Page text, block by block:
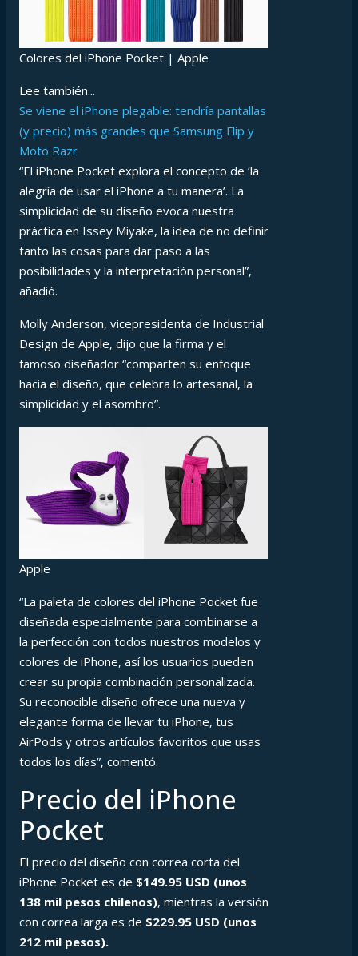
Colores del iPhone Pocket | Apple
Lee también...
Se viene el iPhone plegable: tendría pantallas
(y precio) más grandes que Samsung Flip y
Moto Razr
“El iPhone Pocket explora el concepto de ‘la
alegría de usar el iPhone a tu manera’. La
simplicidad de su diseño evoca nuestra
práctica en Issey Miyake, la idea de no definir
tanto las cosas para dar paso a las
posibilidades y la interpretación personal”,
añadió.
Molly Anderson, vicepresidenta de Industrial
Design de Apple, dijo que la firma y el
famoso diseñador “comparten su enfoque
hacia el diseño, que celebra lo artesanal, la
simplicidad y el asombro”.
Apple
“La paleta de colores del iPhone Pocket fue
diseñada especialmente para combinarse a
la perfección con todos nuestros modelos y
colores de iPhone, así los usuarios pueden
crear su propia combinación personalizada.
Su reconocible diseño ofrece una nueva y
elegante forma de llevar tu iPhone, tus
AirPods y otros artículos favoritos que usas
todos los días”, comentó.
Precio del iPhone
Pocket
El precio del diseño con correa corta del
iPhone Pocket es de $149.95 USD (unos
138 mil pesos chilenos), mientras la versión
con correa larga es de $229.95 USD (unos
212 mil pesos).